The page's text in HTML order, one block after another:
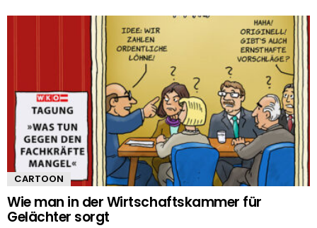
CARTOON
Wie man in der Wirtschaftskammer für
Gelächter sorgt